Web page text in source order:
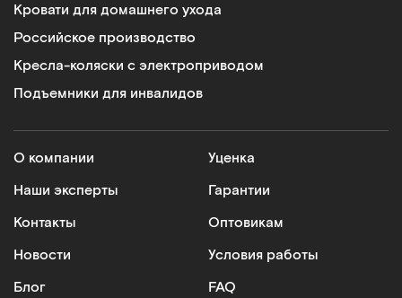
Кровати для домашнего ухода
Российское производство
Кресла-коляски с электроприводом
Подъемники для инвалидов
О компании
Наши эксперты
Контакты
Новости
Блог
Уценка
Гарантии
Оптовикам
Условия работы
FAQ